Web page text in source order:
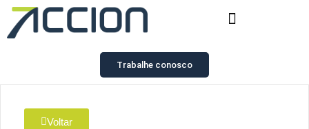
Trabalhe conosco
Voltar